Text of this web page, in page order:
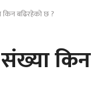
किन बढिरहेको छ ?
संख्या किन